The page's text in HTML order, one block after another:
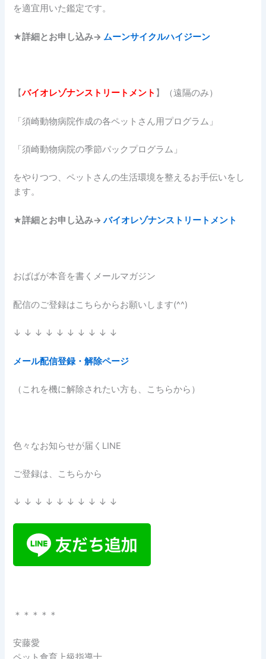
を適宜用いた鑑定です。
★詳細とお申し込み→ ムーンサイクルハイジーン
【バイオレゾナンストリートメント 】（遠隔のみ）
「須崎動物病院作成の各ペットさん用プログラム」
「須崎動物病院の季節パックプログラム」
をやりつつ、ペットさんの生活環境を整えるお手伝いをし
ます。
★詳細とお申し込み→バイオレゾナンストリートメント
おばばが本音を書くメールマガジン
配信のご登録はこちらからお願いします(^^)
↓ ↓ ↓ ↓ ↓ ↓ ↓ ↓ ↓ ↓
メール配信登録・解除ページ
（これを機に解除されたい方も、こちらから）
色々なお知らせが届くLINE
ご登録は、こちらから
↓ ↓ ↓ ↓ ↓ ↓ ↓ ↓ ↓ ↓
＊＊＊＊＊
安藤愛